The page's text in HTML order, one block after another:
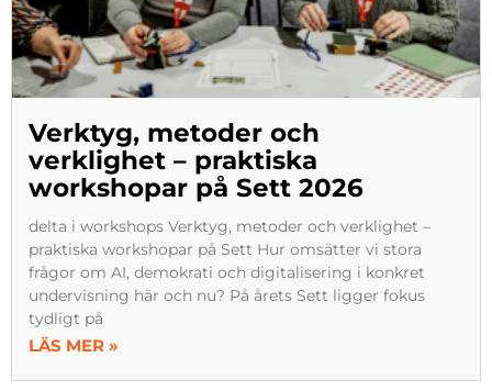
Verktyg, metoder och
verklighet – praktiska
workshopar på Sett 2026
delta i workshops Verktyg, metoder och verklighet –
praktiska workshopar på Sett Hur omsätter vi stora
frågor om AI, demokrati och digitalisering i konkret
undervisning här och nu? På årets Sett ligger fokus
tydligt på
LÄS MER »